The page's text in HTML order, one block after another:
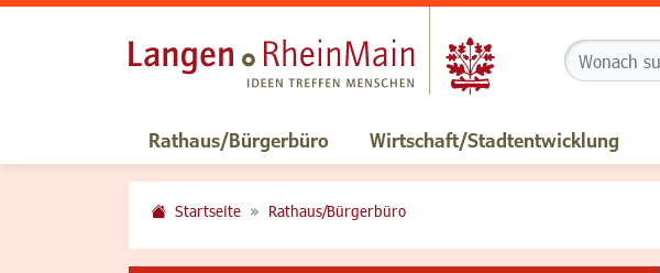
Rathaus/Bürgerbüro Wirtschaft/Stadtentwicklung
Startseite Rathaus/Bürgerbüro